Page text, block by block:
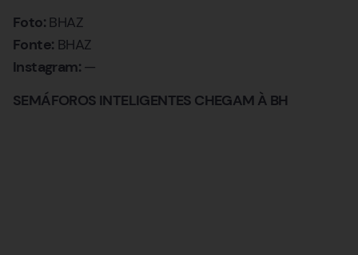
Foto: BHAZ
Fonte: BHAZ
Instagram: —
SEMÁFOROS INTELIGENTES CHEGAM À BH